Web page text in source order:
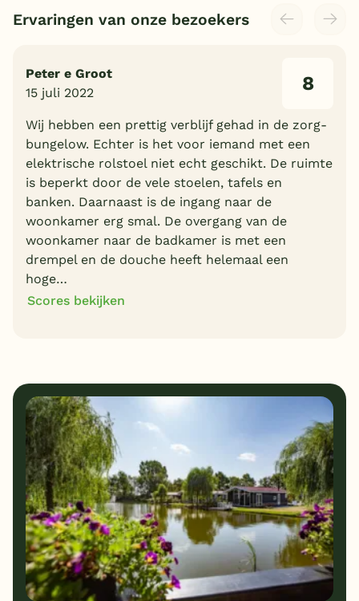
Ervaringen van onze bezoekers
Peter e Groot
15 juli 2022
8
Wij hebben een prettig verblijf gehad in de zorg-
bungelow. Echter is het voor iemand met een
elektrische rolstoel niet echt geschikt. De ruimte
is beperkt door de vele stoelen, tafels en
banken. Daarnaast is de ingang naar de
woonkamer erg smal. De overgang van de
woonkamer naar de badkamer is met een
drempel en de douche heeft helemaal een
hoge…
Scores bekijken
7 Bungalows
7 Prijs/kwaliteit